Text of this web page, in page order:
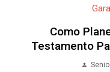
Como
Testamento